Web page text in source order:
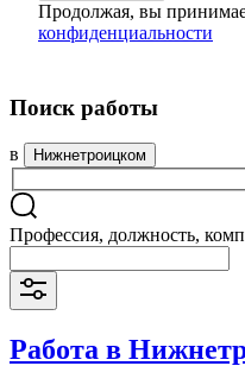
Продолжая, вы
конфиденциальности
Поиск работы
в Нижнетроицком
Профессия, должность,
Работа в